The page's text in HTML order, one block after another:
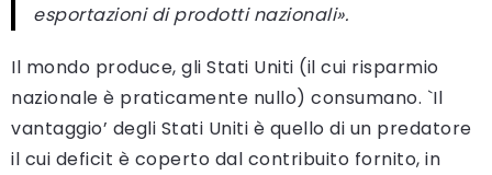
esportazioni di prodotti nazionali».
Il mondo produce, gli Stati Uniti (il cui risparmio
nazionale è praticamente nullo) consumano. `Il
vantaggio’ degli Stati Uniti è quello di un predatore
il cui deficit è coperto dal contribuito fornito, in